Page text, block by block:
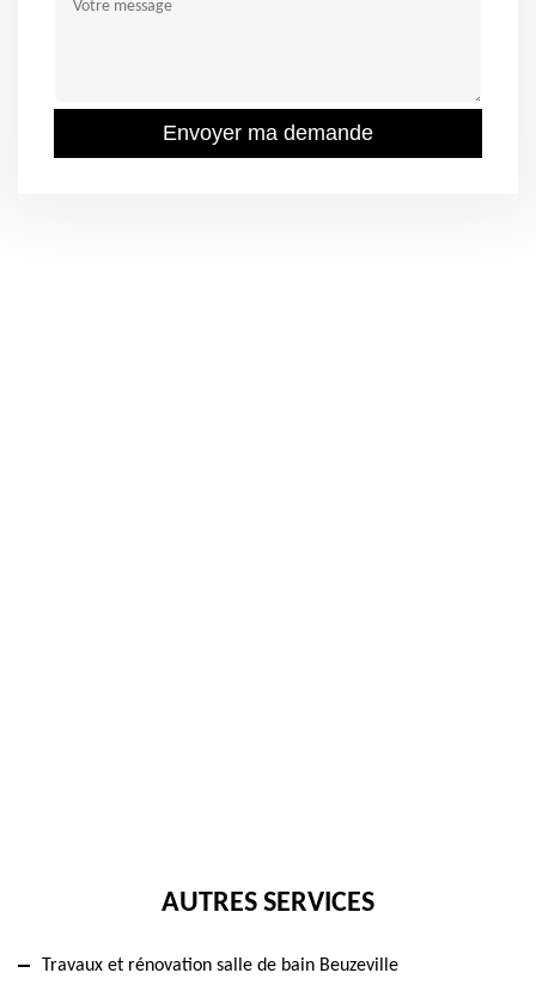
AUTRES SERVICES
Travaux et rénovation salle de bain Beuzeville